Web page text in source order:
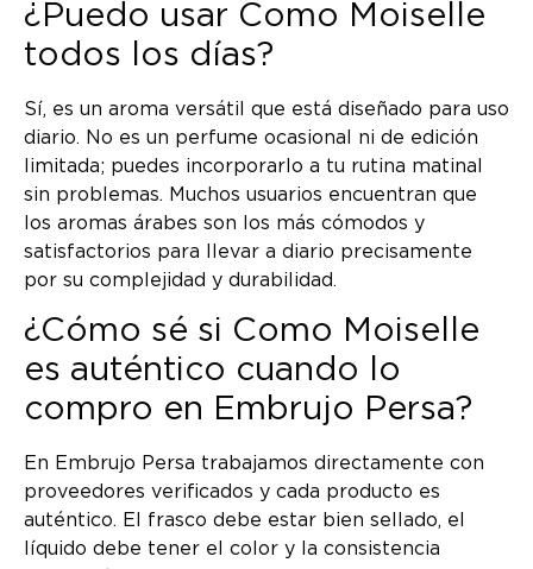
¿Puedo usar Como Moiselle
todos los días?
Sí, es un aroma versátil que está diseñado para uso
diario. No es un perfume ocasional ni de edición
limitada; puedes incorporarlo a tu rutina matinal
sin problemas. Muchos usuarios encuentran que
los aromas árabes son los más cómodos y
satisfactorios para llevar a diario precisamente
por su complejidad y durabilidad.
¿Cómo sé si Como Moiselle
es auténtico cuando lo
compro en Embrujo Persa?
En Embrujo Persa trabajamos directamente con
proveedores verificados y cada producto es
auténtico. El frasco debe estar bien sellado, el
líquido debe tener el color y la consistencia